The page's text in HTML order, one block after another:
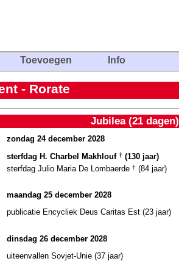
Toevoegen Info
- Rorate
Jubilea (21 dagen)
zondag 24 december 2028
sterfdag H. Charbel Makhlouf † (130 jaar)
sterfdag Julio Maria De Lombaerde † (84 jaar)
maandag 25 december 2028
publicatie Encycliek Deus Caritas Est (23 jaar)
dinsdag 26 december 2028
uiteenvallen Sovjet-Unie (37 jaar)